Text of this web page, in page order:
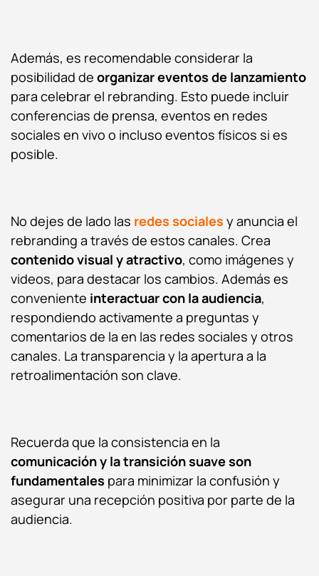
Además, es recomendable considerar la
posibilidad de organizar eventos de lanzamiento
para celebrar el rebranding. Esto puede incluir
conferencias de prensa, eventos en redes
sociales en vivo o incluso eventos físicos si es
posible.
No dejes de lado las redes sociales y anuncia el
rebranding a través de estos canales. Crea
contenido visual y atractivo, como imágenes y
videos, para destacar los cambios. Además es
conveniente interactuar con la audiencia,
respondiendo activamente a preguntas y
comentarios de la en las redes sociales y otros
canales. La transparencia y la apertura a la
retroalimentación son clave.
Recuerda que la consistencia en la
comunicación y la transición suave son
fundamentales para minimizar la confusión y
asegurar una recepción positiva por parte de la
audiencia.